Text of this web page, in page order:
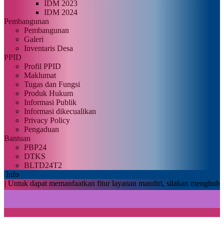
IDM 2023
IDM 2024
Pembangunan
Pembangunan
Galeri
Inventaris Desa
PPID
Profil PPID
Maklumat
Tugas dan Fungsi
Produk Hukum
Informasi Publik
Informasi dikecualikan
Privacy Policy
Pengaduan
Bantuan
PBP24
DTKS
BLTD24T2
Info
memanfaatkan fitur layanan mandiri, silakan menghubungi admin